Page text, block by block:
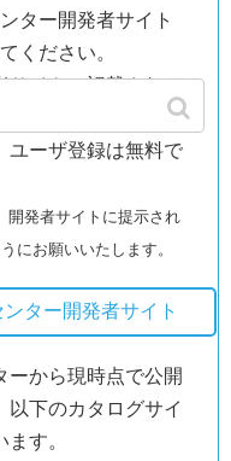
ター開発者サイト
ください。
サイトに記載されて
データを利用する
ユーザ登録は無料で
発者サイトに提示され
にお願いいたします。
ター開発者サイト
ーから現時点で公開
以下のカタログサイ
す。